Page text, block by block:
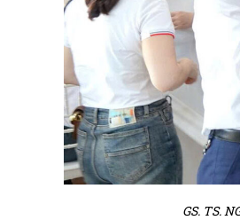
GS. TS.